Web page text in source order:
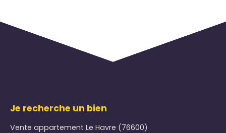
Je recherche un bien
Vente appartement Le Havre (76600)